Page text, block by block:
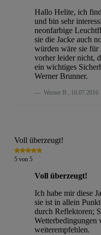
Hallo Helite, ich
und bin sehr
neonfarbige
sie die Jacke auch
würden wäre sie
vorher leider nicht,
ein wichtiges
Werner Brunner.
Werner B , 16.07.2016
Voll überzeugt!
5 von 5
Voll überzeugt!
Ich habe mir diese
sie ist in allein
durch Reflektoren;
Wetterbedingungen
weiterempfehlen.